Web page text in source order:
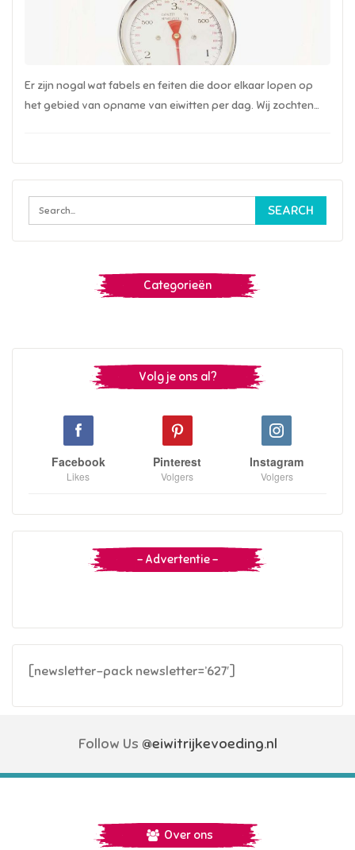
Er zijn nogal wat fabels en feiten die door elkaar lopen op
het gebied van opname van eiwitten per dag. Wij zochten…
Categorieën
Volg je ons al?
Facebook
Likes
Pinterest
Volgers
Instagram
Volgers
– Advertentie –
[newsletter-pack newsletter=’627′]
Follow Us @eiwitrijkevoeding.nl
Over ons